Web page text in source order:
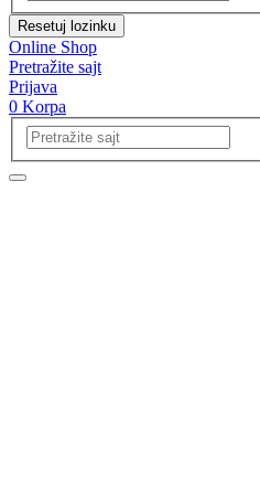
Resetuj lozinku
Online Shop
Pretražite sajt
Prijava
0 Korpa